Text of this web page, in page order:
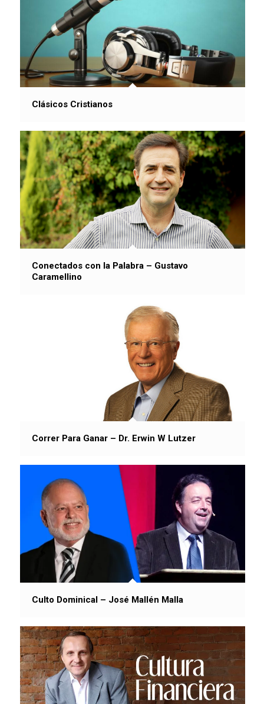
Clásicos Cristianos
Conectados con la Palabra – Gustavo
Caramellino
Correr Para Ganar – Dr. Erwin W Lutzer
Culto Dominical – José Mallén Malla